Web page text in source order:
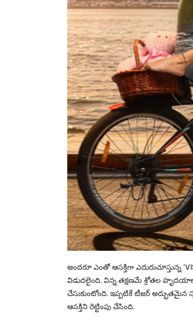
అందరూ ఎంతో ఆసక్తిగా ఎదురుచూస్తున్న
విడుదలైంది. విన్న తక్షణమే శ్రోతల
చేసుకుంటోంది. ఇప్పటికే టీజర్‌
ఆసక్తిని రెట్టింపు చేసింది.